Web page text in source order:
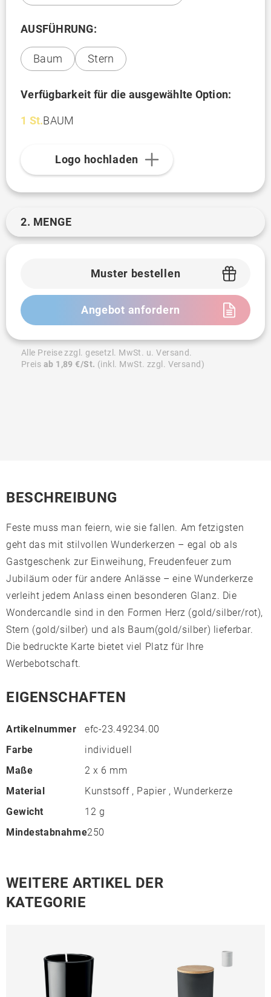
AUSFÜHRUNG:
Baum Stern
Verfügbarkeit für die ausgewählte Option:
1 St.BAUM
Logo hochladen
2. MENGE
Muster bestellen
Angebot anfordern
Alle Preise zzgl. gesetzl. MwSt. u. Versand.
Preis ab 1,89 €/St. (inkl. MwSt. zzgl. Versand)
BESCHREIBUNG
Feste muss man feiern, wie sie fallen. Am fetzigsten
geht das mit stilvollen Wunderkerzen – egal ob als
Gastgeschenk zur Einweihung, Freudenfeuer zum
Jubiläum oder für andere Anlässe – eine Wunderkerze
verleiht jedem Anlass einen besonderen Glanz. Die
Wondercandle sind in den Formen Herz (gold/silber/rot),
Stern (gold/silber) und als Baum(gold/silber) lieferbar.
Die bedruckte Karte bietet viel Platz für Ihre
Werbebotschaft.
EIGENSCHAFTEN
Artikelnummer
efc-23.49234.00
Farbe
individuell
Maße
2 x 6 mm
Material
Kunstsoff , Papier , Wunderkerze
Gewicht
12 g
Mindestabnahme250
WEITERE ARTIKEL DER
KATEGORIE